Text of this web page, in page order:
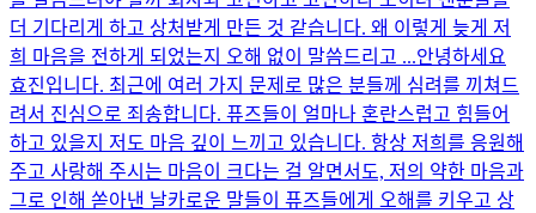
더 기다리게 하고 상처받게 만든 것 같습니다. 왜 이렇게 늦게 저
희 마음을 전하게 되었는지 오해 없이 말씀드리고 ...안녕하세요
효진입니다. 최근에 여러 가지 문제로 많은 분들께 심려를 끼쳐드
려서 진심으로 죄송합니다. 퓨즈들이 얼마나 혼란스럽고 힘들어
하고 있을지 저도 마음 깊이 느끼고 있습니다. 항상 저희를 응원해
주고 사랑해 주시는 마음이 크다는 걸 알면서도, 저의 약한 마음과
그로 인해 쏟아낸 날카로운 말들이 퓨즈들에게 오해를 키우고 상